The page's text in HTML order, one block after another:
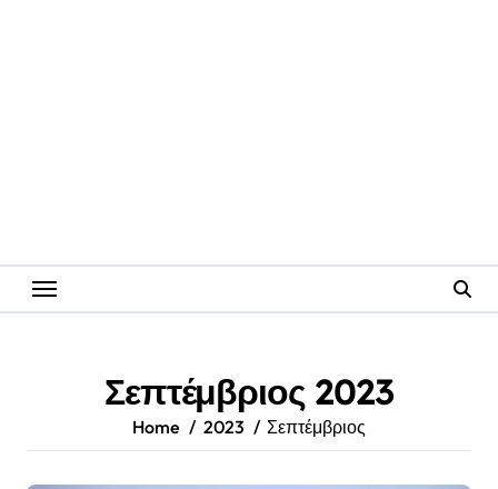
Σεπτέμβριος 2023
Home 2023 Σεπτέμβριος